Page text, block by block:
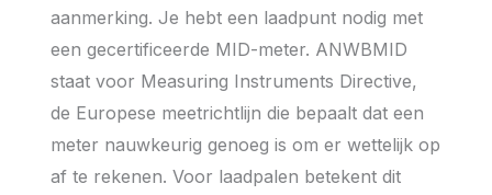
aanmerking. Je hebt een laadpunt nodig met
een gecertificeerde MID-meter. ANWBMID
staat voor Measuring Instruments Directive,
de Europese meetrichtlijn die bepaalt dat een
meter nauwkeurig genoeg is om er wettelijk op
af te rekenen. Voor laadpalen betekent dit